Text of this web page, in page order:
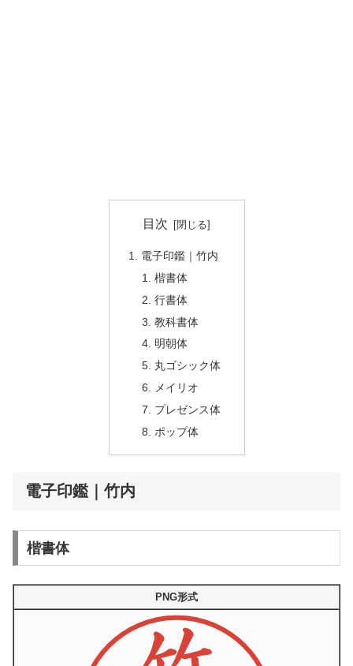
目次
電子印鑑｜竹内
楷書体
行書体
教科書体
明朝体
丸ゴシック体
メイリオ
プレゼンス体
ポップ体
電子印鑑｜竹内
楷書体
PNG形式